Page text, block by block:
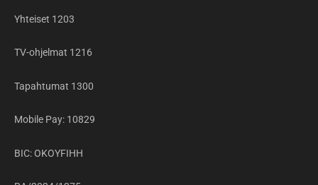
Yhteiset 1203
TV-ohjelmat 1216
Tapahtumat 1300
Mobile Pay: 10829
BIC: OKOYFIHH